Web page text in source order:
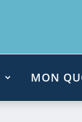
MON